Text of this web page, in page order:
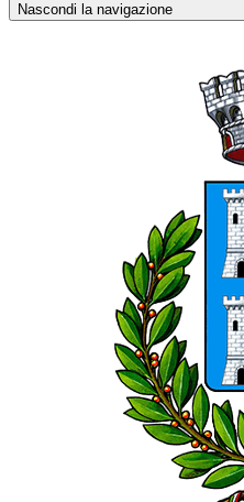
Nascondi la navigazione